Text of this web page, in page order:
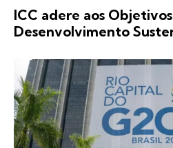
ICC adere aos
Desenvolvimento